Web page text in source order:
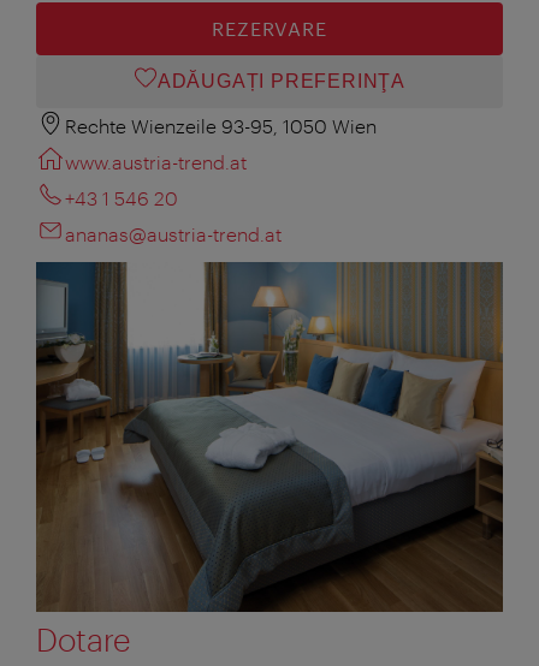
REZERVARE
ADĂUGAȚI PREFERINŢA
Rechte Wienzeile 93-95, 1050 Wien
www.austria-trend.at
+43 1 546 20
ananas@austria-trend.at
Dotare